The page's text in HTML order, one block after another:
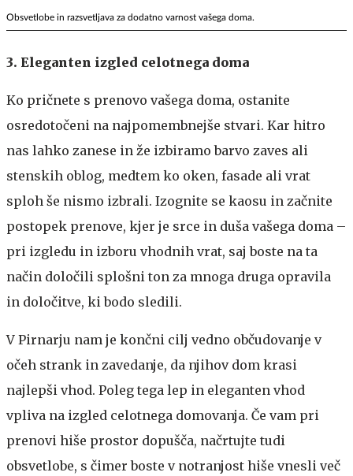
Obsvetlobe in razsvetljava za dodatno varnost vašega doma.
3. Eleganten izgled celotnega doma
Ko pričnete s prenovo vašega doma, ostanite
osredotočeni na najpomembnejše stvari. Kar hitro
nas lahko zanese in že izbiramo barvo zaves ali
stenskih oblog, medtem ko oken, fasade ali vrat
sploh še nismo izbrali. Izognite se kaosu in začnite
postopek prenove, kjer je srce in duša vašega doma –
pri izgledu in izboru vhodnih vrat, saj boste na ta
način določili splošni ton za mnoga druga opravila
in določitve, ki bodo sledili.
V Pirnarju nam je končni cilj vedno občudovanje v
očeh strank in zavedanje, da njihov dom krasi
najlepši vhod. Poleg tega lep in eleganten vhod
vpliva na izgled celotnega domovanja. Če vam pri
prenovi hiše prostor dopušča, načrtujte tudi
obsvetlobe, s čimer boste v notranjost hiše vnesli več